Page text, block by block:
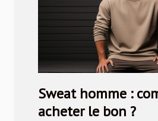
Sweat homme :
acheter le bon ?